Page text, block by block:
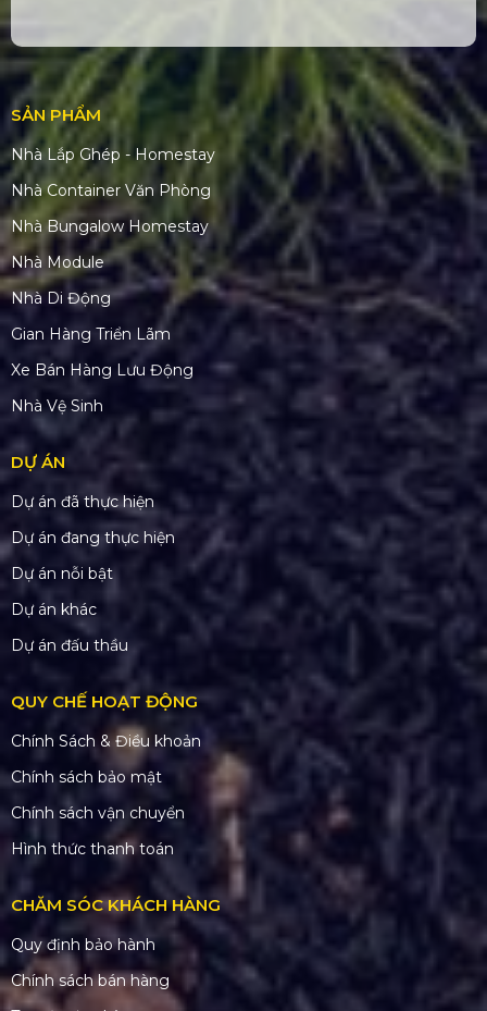
SẢN PHẨM
Nhà Lắp Ghép - Homestay
Nhà Container Văn Phòng
Nhà Bungalow Homestay
Nhà Module
Nhà Di Động
Gian Hàng Triển Lãm
Xe Bán Hàng Lưu Động
Nhà Vệ Sinh
DỰ ÁN
Dự án đã thực hiện
Dự án đang thực hiện
Dự án nỗi bật
Dự án khác
Dự án đấu thầu
QUY CHẾ HOẠT ĐỘNG
Chính Sách & Điều khoản
Chính sách bảo mật
Chính sách vận chuyển
Hình thức thanh toán
CHĂM SÓC KHÁCH HÀNG
Quy định bảo hành
Chính sách bán hàng